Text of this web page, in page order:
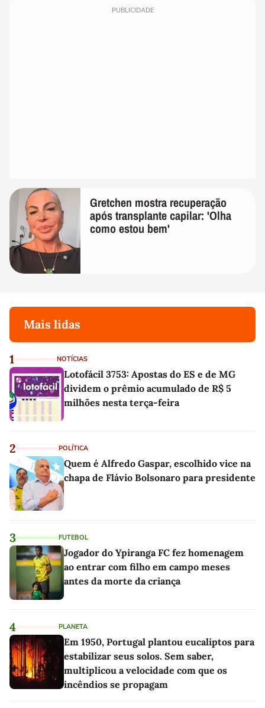
PUBLICIDADE
Gretchen mostra recuperação
após transplante capilar: 'Olha
como estou bem'
Mais lidas
1 NOTÍCIAS
Lotofácil 3753: Apostas do ES e de MG
dividem o prêmio acumulado de R$ 5
milhões nesta terça-feira
2 POLÍTICA
Quem é Alfredo Gaspar, escolhido vice na
chapa de Flávio Bolsonaro para presidente
3 FUTEBOL
Jogador do Ypiranga FC fez homenagem
ao entrar com filho em campo meses
antes da morte da criança
4 PLANETA
Em 1950, Portugal plantou eucaliptos para
estabilizar seus solos. Sem saber,
multiplicou a velocidade com que os
incêndios se propagam